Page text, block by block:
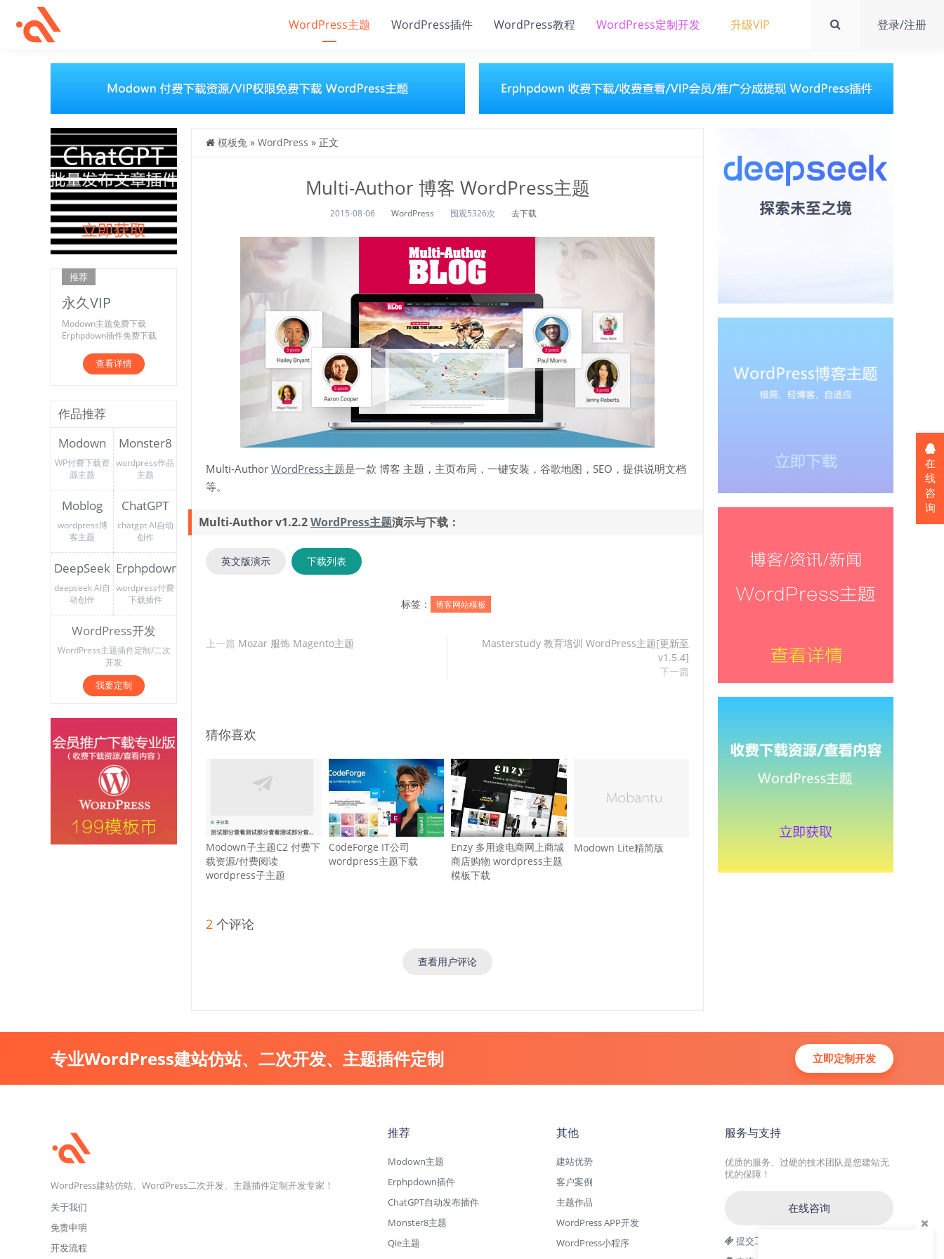
WordPress主题 WordPress插件 WordPress教程 WordPress定制开发 升级VIP 登录/注册
模板兔 » WordPress » 正文
Multi-Author 博客 WordPress主题
2015-08-06 WordPress 围观5326次 去下载
Multi-Author WordPress主题是一款 博客 主题，主页布局，一键安装，谷歌地图，SEO，提供说明文档
等。
Multi-Author v1.2.2WordPress主题演示与下载：
英文版演示 下载列表
标签： 博客网站模板
上一篇 Mozar 服饰 Magento主题
Masterstudy 教育培训 WordPress主题[更新至
v1.5.4]
下一篇
猜你喜欢
Modown子主题C2 付费下
载资源/付费阅读
wordpress子主题
CodeForge IT公司
wordpress主题下载
Enzy 多用途电商网上商城
商店购物 wordpress主题
模板下载
Modown Lite精简版
2 个评论
查看用户评论
推荐
永久VIP
Modown主题免费下载
Erphpdown插件免费下载
查看详情
作品推荐
Modown
WP付费下载资
源主题
Monster8
wordpress作品
主题
Moblog
wordpress博
客主题
ChatGPT
chatgpt AI自动
创作
DeepSeek
deepseek AI自
动创作
Erphpdown
wordpress付费
下载插件
WordPress开发
WordPress主题插件定制/二次
开发
我要定制
专业WordPress建站仿站、二次开发、主题插件定制 立即定制开发
WordPress建站仿站、WordPress二次开发、主题插件定制开发专家！
关于我们
免责申明
开发流程
推荐
Modown主题
Erphpdown插件
ChatGPT自动发布插件
Monster8主题
Qie主题
其他
建站优势
客户案例
主题作品
WordPress APP开发
WordPress小程序
服务与支持
优质的服务、过硬的技术团队是您建站无
忧的保障！
在线咨询
提交工单
在
线
咨
询